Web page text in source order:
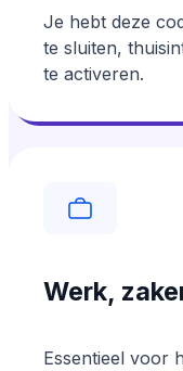
Je hebt deze
te sluiten,
te activeren.
Werk,
Essentieel voor